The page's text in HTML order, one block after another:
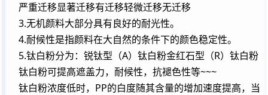
严重迁移显著迁移有迁移轻微迁移无迁移
3.无机颜料大部分具有良好的耐光性。
4.耐候性是指颜料在大自然的条件下的颜色稳定性。
5.钛白粉分为：锐钛型（A）钛白粉金红石型（R）钛白粉
钛白粉可提高遮盖力，耐候性，抗褪色性等~~~
钛白粉浓度低时，PP的白度随其含量的增加速度提高，当